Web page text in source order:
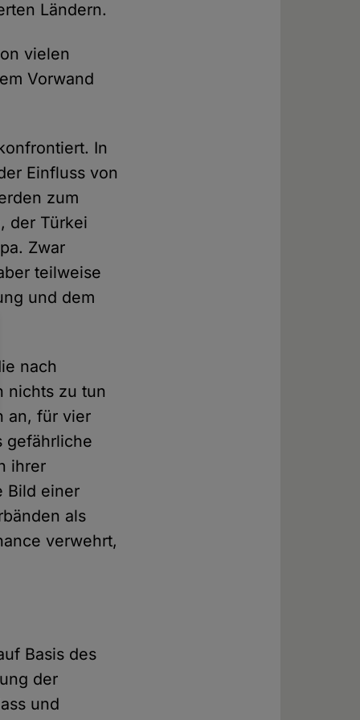
Ländern.
vielen
Vorwand
In
Einfluss von
zum
der Türkei
Zwar
teilweise
und dem
nach
nichts zu tun
an, für vier
gefährliche
ihrer
Bild einer
als
verwehrt,
Basis des
der
und